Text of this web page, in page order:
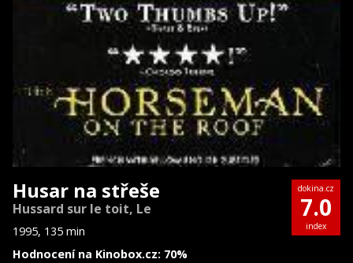
Husar na střeše
Hussard sur le toit, Le
1995, 135 min
Hodnocení na Kinobox.cz: 70%
dokina.cz
7.0
index